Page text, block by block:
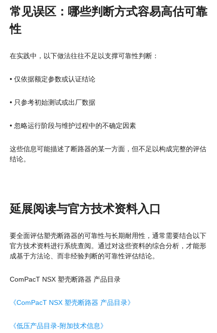
常见误区：哪些判断方式容易高估可靠
性
在实践中，以下做法往往不足以支撑可靠性判断：
• 仅依据额定参数或认证结论
• 只参考初始测试或出厂数据
• 忽略运行阶段与维护过程中的不确定因素
这些信息可能描述了断路器的某一方面，但不足以构成完整的评估
结论。
延展阅读与官方技术资料入口
要全面评估塑壳断路器的可靠性与长期耐用性，通常需要结合以下
官方技术资料进行系统查阅。通过对这些资料的综合分析，才能形
成基于方法论、而非经验判断的可靠性评估结论。
ComPacT NSX 塑壳断路器 产品目录
《ComPacT NSX 塑壳断路器 产品目录》
《低压产品目录-附加技术信息》